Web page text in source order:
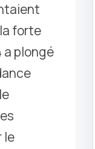
forte
a plongé
le